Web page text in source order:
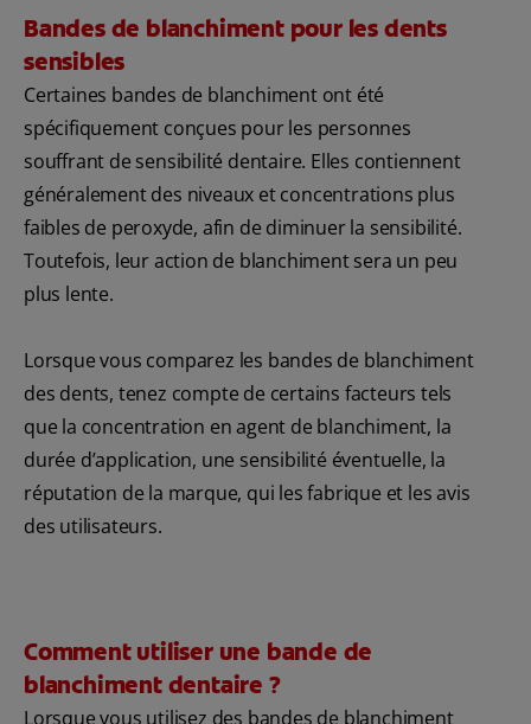
Bandes de blanchiment pour les dents
sensibles
Certaines bandes de blanchiment ont été
spécifiquement conçues pour les personnes
souffrant de sensibilité dentaire. Elles contiennent
généralement des niveaux et concentrations plus
faibles de peroxyde, afin de diminuer la sensibilité.
Toutefois, leur action de blanchiment sera un peu
plus lente.
Lorsque vous comparez les bandes de blanchiment
des dents, tenez compte de certains facteurs tels
que la concentration en agent de blanchiment, la
durée d’application, une sensibilité éventuelle, la
réputation de la marque, qui les fabrique et les avis
des utilisateurs.
Comment utiliser une bande de
blanchiment dentaire ?
Lorsque vous utilisez des bandes de blanchiment